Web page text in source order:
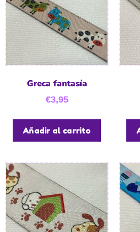
Greca fantasía
€3,95
Añadir al carrito